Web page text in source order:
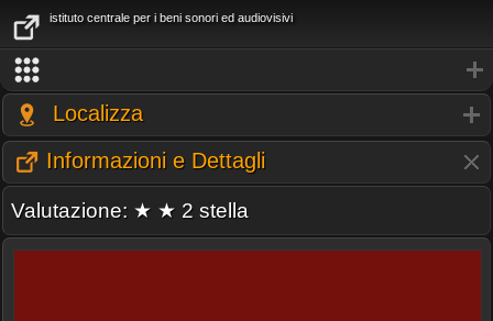
istituto centrale per i beni sonori ed audiovisivi
Localizza
Informazioni e Dettagli
Valutazione: ★ ★ 2 stella